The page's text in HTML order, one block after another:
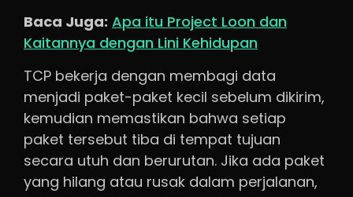
Baca Juga: Apa itu Project Loon dan
Kaitannya dengan Lini Kehidupan
TCP bekerja dengan membagi data
menjadi paket-paket kecil sebelum dikirim,
kemudian memastikan bahwa setiap
paket tersebut tiba di tempat tujuan
secara utuh dan berurutan. Jika ada paket
yang hilang atau rusak dalam perjalanan,